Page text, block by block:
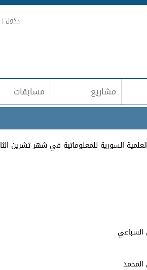
دخول |
مشاريع مسابقات